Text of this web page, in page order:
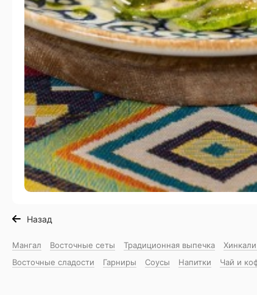
Назад
Мангал Восточные сеты Традиционная выпечка
Восточные сладости
Гарниры Соусы Напитки Чай и